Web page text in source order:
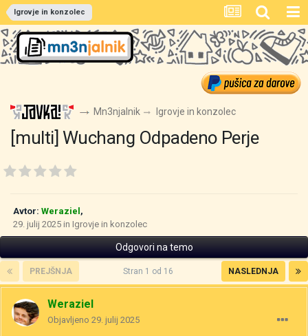
Igrovje in konzolec
Mn3njalnik Igrovje in konzolec
[multi] Wuchang Odpadeno Perje
Avtor: Weraziel ,
29. julij 2025 in Igrovje in konzolec
Odgovori na temo
PREJŠNJA NASLEDNJA
Stran 1 od 16
Weraziel
Objavljeno 29. julij 2025